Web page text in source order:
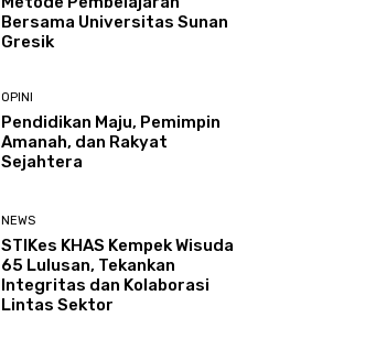
Bersama Universitas Sunan
Gresik
OPINI
Pendidikan Maju, Pemimpin
Amanah, dan Rakyat
Sejahtera
NEWS
STIKes KHAS Kempek Wisuda
65 Lulusan, Tekankan
Integritas dan Kolaborasi
Lintas Sektor